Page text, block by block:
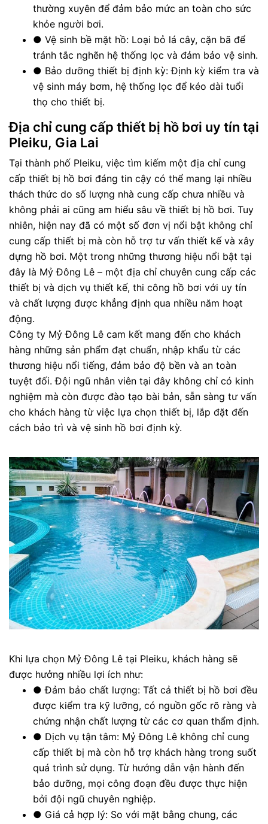
thường xuyên để đảm bảo mức an toàn cho sức
khỏe người bơi.
● Vệ sinh bề mặt hồ: Loại bỏ lá cây, cặn bã để
tránh tắc nghẽn hệ thống lọc và đảm bảo vệ sinh.
● Bảo dưỡng thiết bị định kỳ: Định kỳ kiểm tra và
vệ sinh máy bơm, hệ thống lọc để kéo dài tuổi
thọ cho thiết bị.
Địa chỉ cung cấp thiết bị hồ bơi uy tín tại
Pleiku, Gia Lai
Tại thành phố Pleiku, việc tìm kiếm một địa chỉ cung
cấp thiết bị hồ bơi đáng tin cậy có thể mang lại nhiều
thách thức do số lượng nhà cung cấp chưa nhiều và
không phải ai cũng am hiểu sâu về thiết bị hồ bơi. Tuy
nhiên, hiện nay đã có một số đơn vị nổi bật không chỉ
cung cấp thiết bị mà còn hỗ trợ tư vấn thiết kế và xây
dựng hồ bơi. Một trong những thương hiệu nổi bật tại
đây là Mỷ Đông Lê – một địa chỉ chuyên cung cấp các
thiết bị và dịch vụ thiết kế, thi công hồ bơi với uy tín
và chất lượng được khẳng định qua nhiều năm hoạt
động.
Công ty Mỷ Đông Lê cam kết mang đến cho khách
hàng những sản phẩm đạt chuẩn, nhập khẩu từ các
thương hiệu nổi tiếng, đảm bảo độ bền và an toàn
tuyệt đối. Đội ngũ nhân viên tại đây không chỉ có kinh
nghiệm mà còn được đào tạo bài bản, sẵn sàng tư vấn
cho khách hàng từ việc lựa chọn thiết bị, lắp đặt đến
cách bảo trì và vệ sinh hồ bơi định kỳ.
Khi lựa chọn Mỷ Đông Lê tại Pleiku, khách hàng sẽ
được hưởng nhiều lợi ích như:
● Đảm bảo chất lượng: Tất cả thiết bị hồ bơi đều
được kiểm tra kỹ lưỡng, có nguồn gốc rõ ràng và
chứng nhận chất lượng từ các cơ quan thẩm định.
● Dịch vụ tận tâm: Mỷ Đông Lê không chỉ cung
cấp thiết bị mà còn hỗ trợ khách hàng trong suốt
quá trình sử dụng. Từ hướng dẫn vận hành đến
bảo dưỡng, mọi công đoạn đều được thực hiện
bởi đội ngũ chuyên nghiệp.
● Giá cả hợp lý: So với mặt bằng chung, các